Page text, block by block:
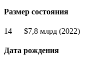
Размер состояния
14 — $7,8 млрд (2022)
Дата рождения